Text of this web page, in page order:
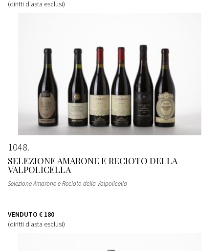
(diritti d'asta esclusi)
1048
SELEZIONE AMARONE E RECIOTO DELLA
VALPOLICELLA
Selezione Amarone e Recioto della Valpolicella
VENDUTO € 180
(diritti d'asta esclusi)